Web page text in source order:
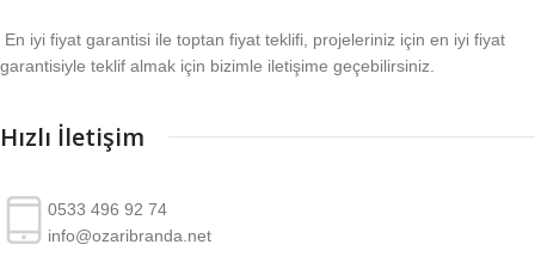
En iyi fiyat garantisi ile toptan fiyat teklifi, projeleriniz için en iyi fiyat
garantisiyle teklif almak için bizimle iletişime geçebilirsiniz.
Hızlı İletişim
0533 496 92 74
info@ozaribranda.net